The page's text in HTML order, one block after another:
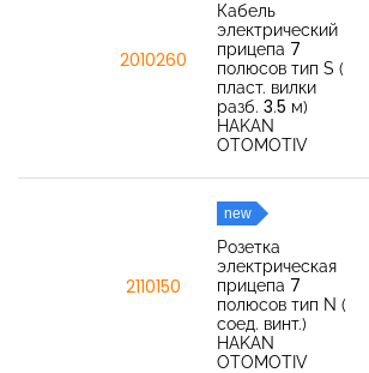
2010260
Кабель
электрический
прицепа 7
полюсов тип S (
пласт. вилки
разб. 3.5 м)
HAKAN
OTOMOTIV
2110150
new
Розетка
электрическая
прицепа 7
полюсов тип N (
соед. винт.)
HAKAN
OTOMOTIV